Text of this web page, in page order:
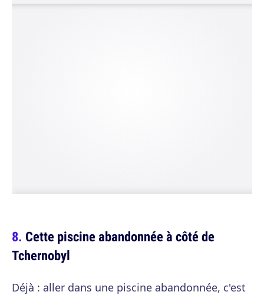
Cette piscine abandonnée à côté de
Tchernobyl
Déjà : aller dans une piscine abandonnée, c'est